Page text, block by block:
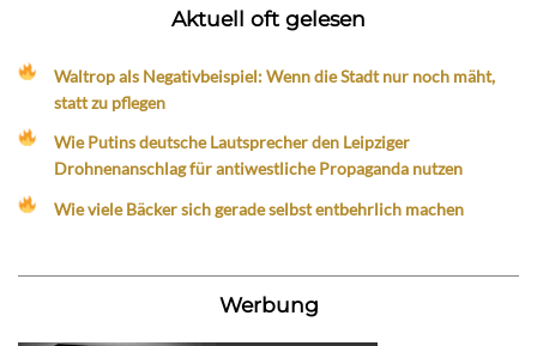
Aktuell oft gelesen
Waltrop als Negativbeispiel: Wenn die Stadt nur noch mäht,
statt zu pflegen
Wie Putins deutsche Lautsprecher den Leipziger
Drohnenanschlag für antiwestliche Propaganda nutzen
Wie viele Bäcker sich gerade selbst entbehrlich machen
Werbung